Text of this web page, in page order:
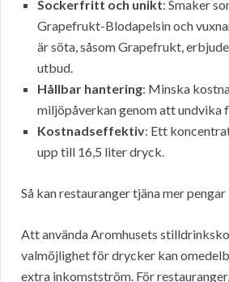
Sockerfritt och unikt: Smaker
Grapefrukt-Blodapelsin och
är söta, såsom Grapefrukt,
utbud.
Hållbar hantering: Minska
miljöpåverkan genom att undvika
Kostnadseffektiv: Ett
upp till 16,5 liter dryck.
Så kan restauranger tjäna mer pengar
Att använda Aromhusets
valmöjlighet för drycker kan
extra inkomstström. För